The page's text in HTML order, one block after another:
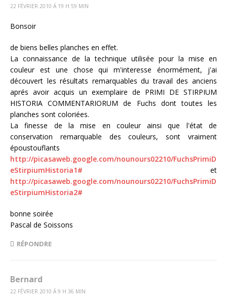
22 FÉVRIER 2010 Á 19 H 59 MIN
Bonsoir
de biens belles planches en effet.
La connaissance de la technique utilisée pour la mise en
couleur est une chose qui m'interesse énormément, j'ai
découvert les résultats remarquables du travail des anciens
aprés avoir acquis un exemplaire de PRIMI DE STIRPIUM
HISTORIA COMMENTARIORUM de Fuchs dont toutes les
planches sont coloriées.
La finesse de la mise en couleur ainsi que l'état de
conservation remarquable des couleurs, sont vraiment
époustouflants
http://picasaweb.google.com/nounours02210/FuchsPrimiD
eStirpiumHistoria1# et
http://picasaweb.google.com/nounours02210/FuchsPrimiD
eStirpiumHistoria2#
bonne soirée
Pascal de Soissons
RÉPONDRE
Bernard
22 FÉVRIER 2010 Á 9 H 36 MIN